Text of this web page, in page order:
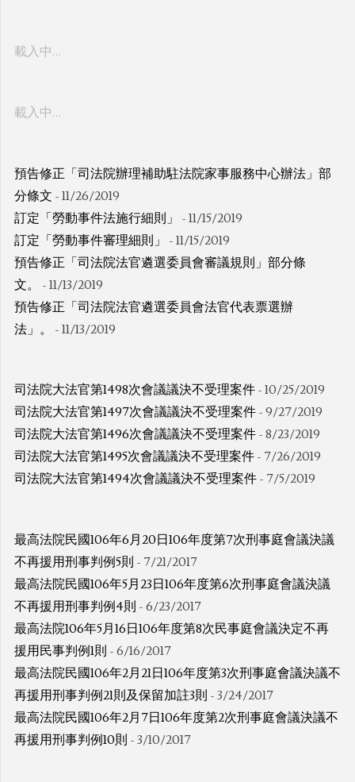
載入中…
載入中…
預告修正「司法院辦理補助駐法院家事服務中心辦法」部
分條文 - 11/26/2019
訂定「勞動事件法施行細則」
- 11/15/2019
訂定「勞動事件審理細則」
- 11/15/2019
預告修正「司法院法官遴選委員會審議規則」部分條
文。
- 11/13/2019
預告修正「司法院法官遴選委員會法官代表票選辦
法」。
- 11/13/2019
司法院大法官第1498次會議議決不受理案件 - 10/25/2019
司法院大法官第1497次會議議決不受理案件 - 9/27/2019
司法院大法官第1496次會議議決不受理案件 - 8/23/2019
司法院大法官第1495次會議議決不受理案件 - 7/26/2019
司法院大法官第1494次會議議決不受理案件 - 7/5/2019
最高法院民國106年6月20日106年度第7次刑事庭會議決議
不再援用刑事判例5則 - 7/21/2017
最高法院民國106年5月23日106年度第6次刑事庭會議決議
不再援用刑事判例4則 - 6/23/2017
最高法院106年5月16日106年度第8次民事庭會議決定不再
援用民事判例1則 - 6/16/2017
最高法院民國106年2月21日106年度第3次刑事庭會議決議不
再援用刑事判例21則及保留加註3則 - 3/24/2017
最高法院民國106年2月7日106年度第2次刑事庭會議決議不
再援用刑事判例10則 - 3/10/2017